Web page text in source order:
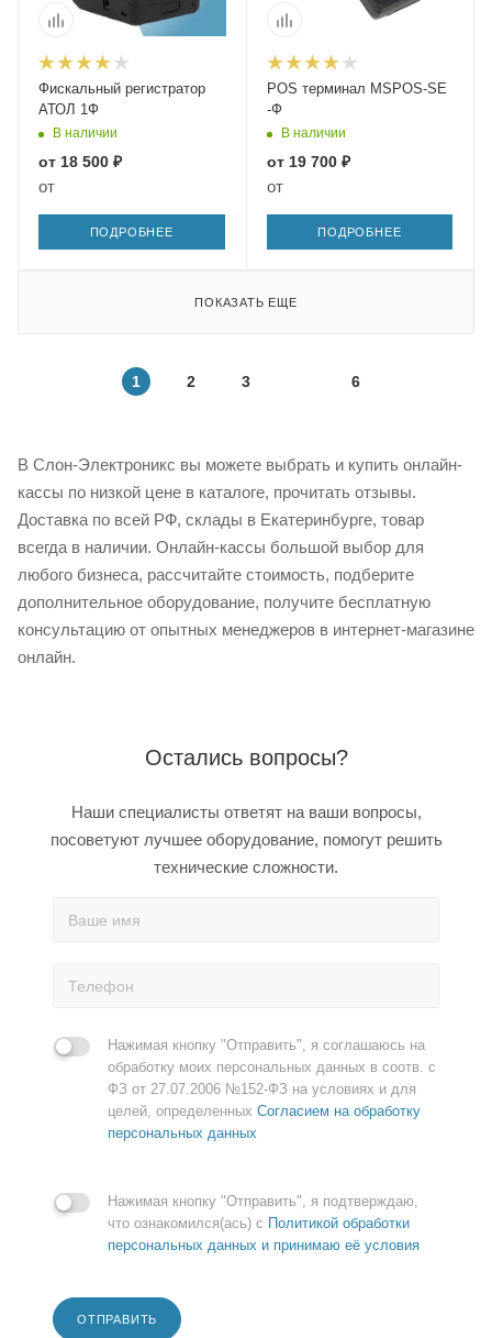
Фискальный регистратор
АТОЛ 1Ф
В наличии
от 18 500 ₽
от
ПОДРОБНЕЕ
POS терминал MSPOS-SE
-Ф
В наличии
от 19 700 ₽
от
ПОДРОБНЕЕ
ПОКАЗАТЬ ЕЩЕ
1 2 3 6
В Слон-Электроникс вы можете выбрать и купить онлайн-
кассы по низкой цене в каталоге, прочитать отзывы.
Доставка по всей РФ, склады в Екатеринбурге, товар
всегда в наличии. Онлайн-кассы большой выбор для
любого бизнеса, рассчитайте стоимость, подберите
дополнительное оборудование, получите бесплатную
консультацию от опытных менеджеров в интернет-магазине
онлайн.
Остались вопросы?
Наши специалисты ответят на ваши вопросы,
посоветуют лучшее оборудование, помогут решить
технические сложности.
Нажимая кнопку "Отправить", я соглашаюсь на
обработку моих персональных данных в соотв. с
ФЗ от 27.07.2006 №152-ФЗ на условиях и для
целей, определенных Согласием на обработку
персональных данных
Нажимая кнопку "Отправить", я подтверждаю,
что ознакомился(ась) с Политикой обработки
персональных данных и принимаю её условия
ОТПРАВИТЬ